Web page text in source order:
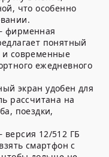
что особенно
фирменная
понятный
и современные
ежедневного
экран удобен для
рассчитана на
поездки,
12/512 ГБ
смартфон с